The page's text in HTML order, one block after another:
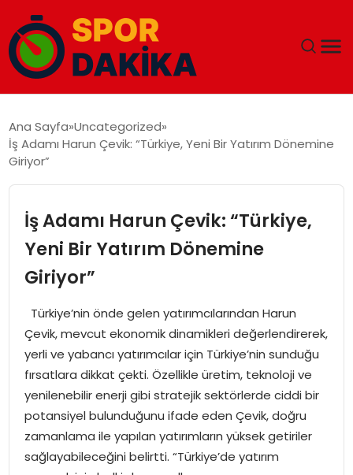
GÜNDEM
EĞITIM
EKONOMI
MAGAZIN
SAĞLIK
SIYASET
SPOR
Ana Sayfa Uncategorized
İş Adamı Harun Çevik: “Türkiye, Yeni Bir Yatırım Dönemine
Giriyor”
İş Adamı Harun Çevik: “Türkiye,
Yeni Bir Yatırım Dönemine
Giriyor”
Türkiye’nin önde gelen yatırımcılarından Harun
Çevik, mevcut ekonomik dinamikleri değerlendirerek,
yerli ve yabancı yatırımcılar için Türkiye’nin sunduğu
fırsatlara dikkat çekti. Özellikle üretim, teknoloji ve
yenilenebilir enerji gibi stratejik sektörlerde ciddi bir
potansiyel bulunduğunu ifade eden Çevik, doğru
zamanlama ile yapılan yatırımların yüksek getiriler
sağlayabileceğini belirtti. “Türkiye’de yatırım